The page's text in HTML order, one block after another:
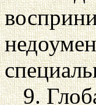
9.